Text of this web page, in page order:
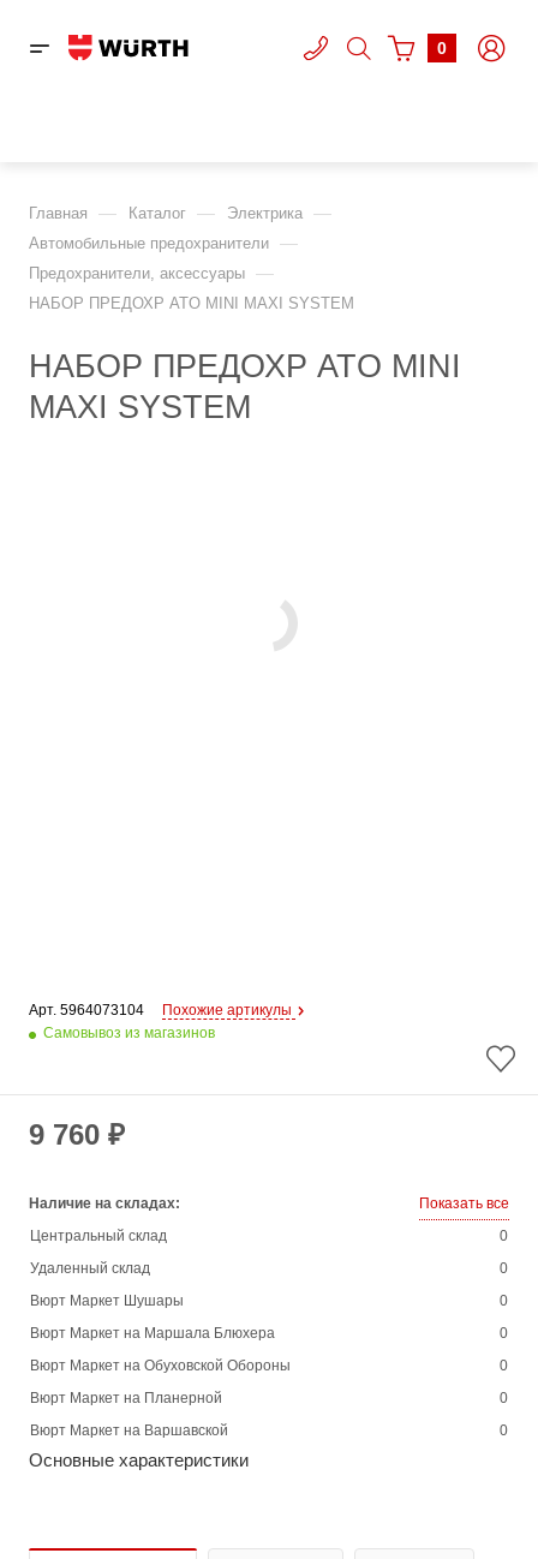
0
Главная — Каталог — Электрика —
Автомобильные предохранители —
Предохранители, аксессуары —
НАБОР ПРЕДОХР ATO MINI MAXI SYSTEM
НАБОР ПРЕДОХР ATO MINI
MAXI SYSTEM
Арт. 5964073104
Похожие артикулы
Самовывоз из магазинов
9 760 ₽
Наличие на складах:
Показать все
Центральный склад
0
Удаленный склад
0
Вюрт Маркет Шушары
0
Вюрт Маркет на Маршала Блюхера
0
Вюрт Маркет на Обуховской Обороны
0
Вюрт Маркет на Планерной
0
Вюрт Маркет на Варшавской
0
Основные характеристики